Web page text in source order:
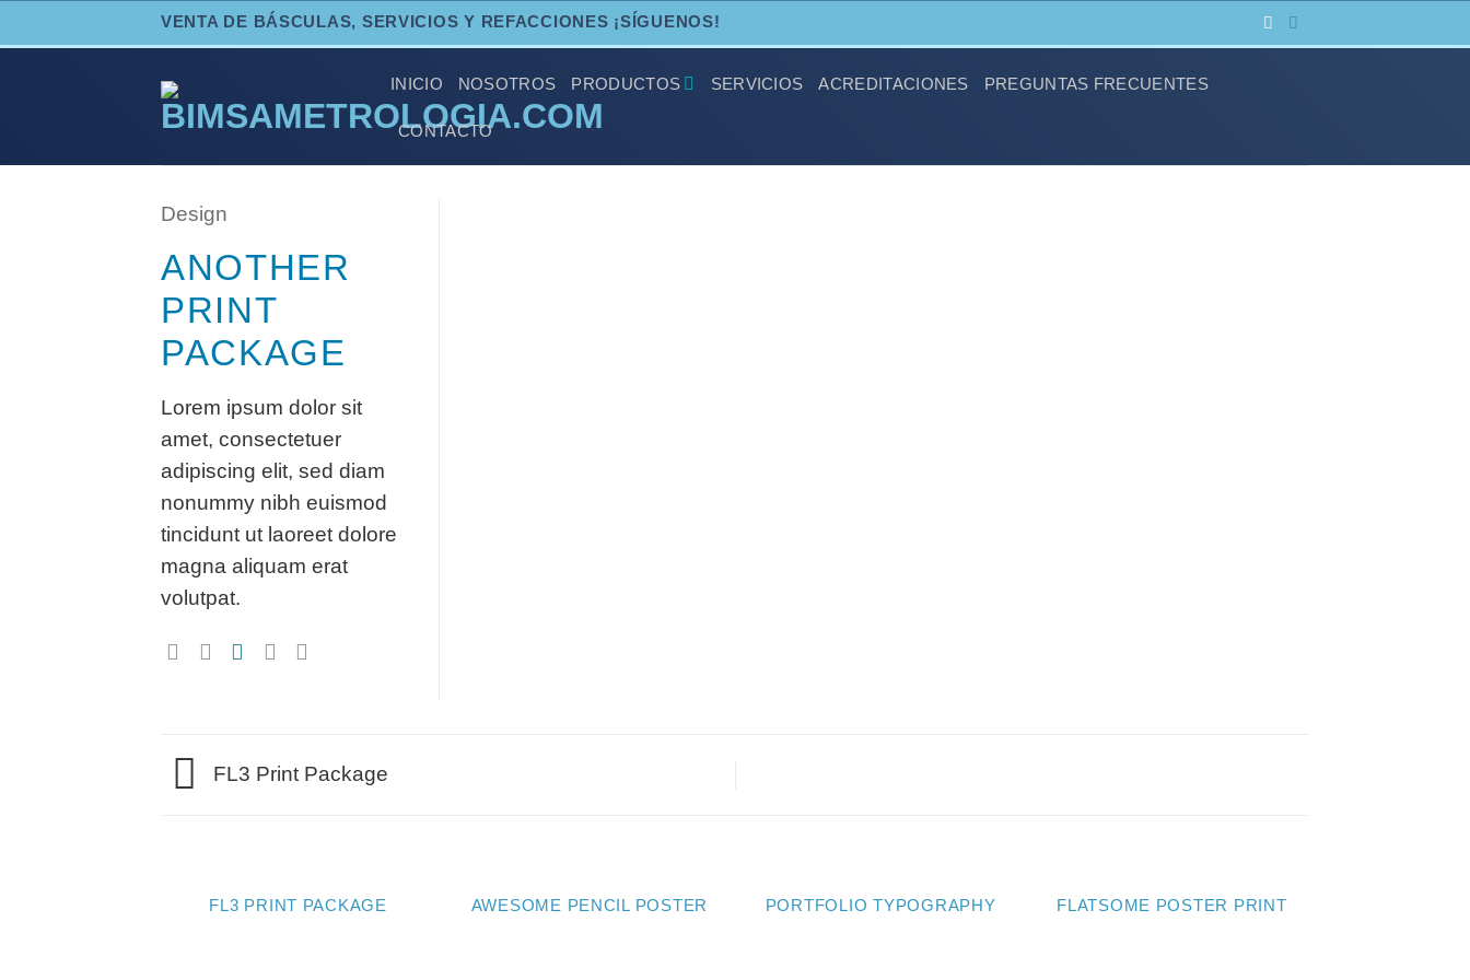
to
VENTA DE BÁSCULAS, SERVICIOS Y REFACCIONES ¡SÍGUENOS!
INICIO NOSOTROS PRODUCTOS SERVICIOS ACREDITACIONES PREGUNTAS FRECUENTES
CONTACTO
Design
ANOTHER
PRINT
PACKAGE
Lorem ipsum dolor sit
amet, consectetuer
adipiscing elit, sed diam
nonummy nibh euismod
tincidunt ut laoreet dolore
magna aliquam erat
volutpat.
FL3 Print Package
FL3 PRINT PACKAGE AWESOME PENCIL POSTER PORTFOLIO TYPOGRAPHY FLATSOME POSTER PRINT